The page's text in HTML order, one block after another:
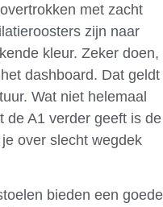
met zacht
zijn naar
kleur. Zeker doen,
dashboard. Dat geldt
Wat niet helemaal
de A1 verder geeft is de
over slecht wegdek
bieden een goede